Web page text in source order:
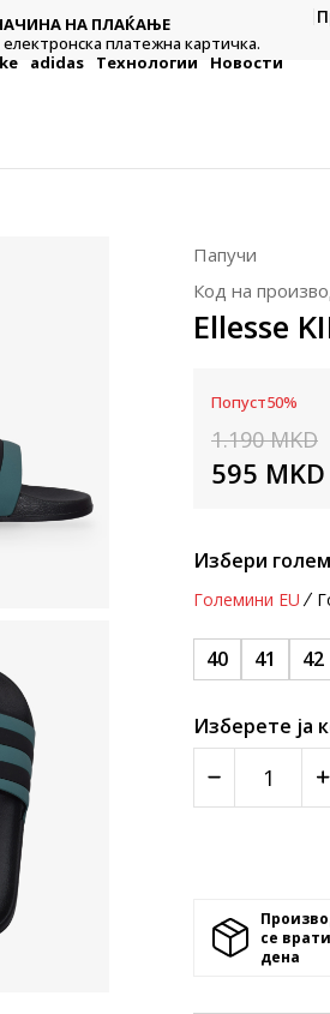
НА ПЛАЌАЊЕ
платежна картичка.
adidas Технологии Новости
Папучи
Код на
Ellesse
Попуст50%
1.190 MKD
595 MKD
Избери
Големини EU
40 41 42
Изберете ја
се
денa